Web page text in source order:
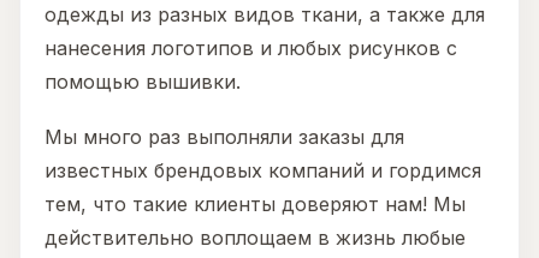
одежды из разных видов ткани, а также для
нанесения логотипов и любых рисунков с
помощью вышивки.
Мы много раз выполняли заказы для
известных брендовых компаний и гордимся
тем, что такие клиенты доверяют нам! Мы
действительно воплощаем в жизнь любые